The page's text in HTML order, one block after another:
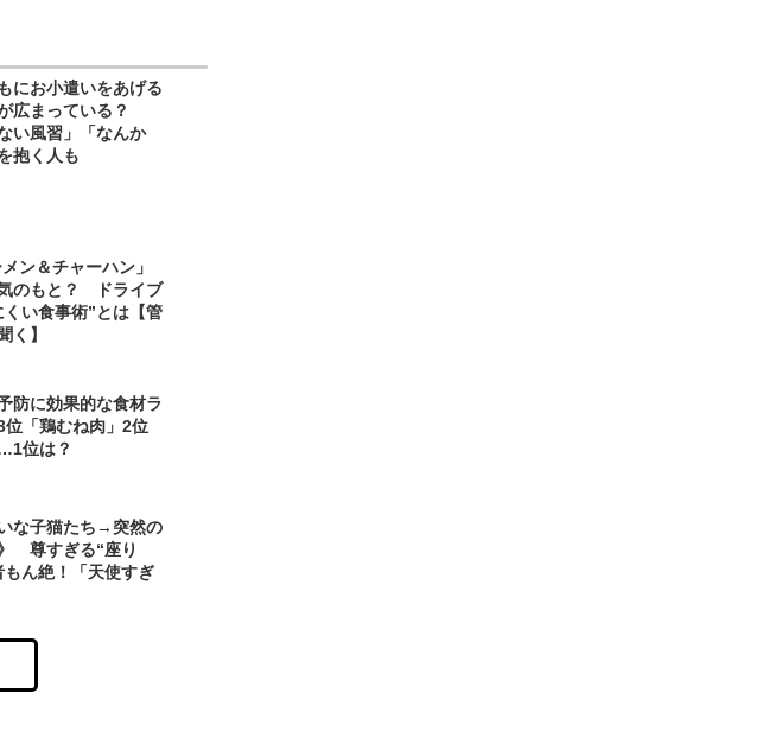
にお小遣いをあげる
が広まっている？
い風習」「なんか
抱く人も
ン＆チャーハン」
のもと？ ドライブ
くい食事術”とは【管
く】
防に効果的な食材ラ
「鶏むね肉」2位
位は？
な子猫たち→突然の
》 尊すぎる“座り
もん絶！「天使すぎ